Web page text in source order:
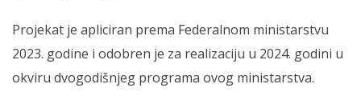
Projekat je apliciran prema Federalnom ministarstvu
2023. godine i odobren je za realizaciju u 2024. godini u
okviru dvogodišnjeg programa ovog ministarstva.